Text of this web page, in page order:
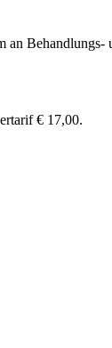
Behandlungs-
€ 17,00.